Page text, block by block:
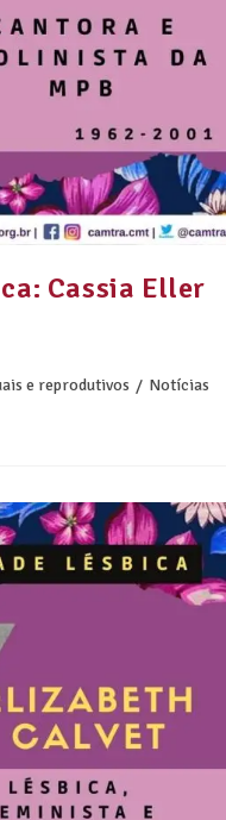
Cassia Eller
e reprodutivos / Notícias